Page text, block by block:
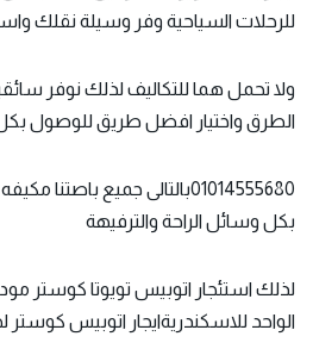
للرحلات السياحية وفر وسيلة نقلك
ولا تحمل هما للتكاليف لذلك نوفر
الطرق واختيار افضل طريق للوصول
01014555680بالتالى جميع
بكل وسائل الراحة والترفيهة
الواحد للاسكندريةايجار اتوبيس كوستر